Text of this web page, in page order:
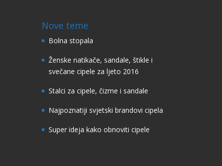
Nove teme
Bolna stopala
Ženske natikače, sandale, štikle i
svečane cipele za ljeto 2016
Stalci za cipele, čizme i sandale
Najpoznatiji svjetski brandovi cipela
Super ideja kako obnoviti cipele